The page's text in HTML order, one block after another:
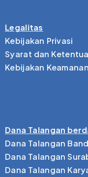
Legalitas
Kebijakan Privasi
Syarat dan
Kebijakan
Dana Talangan
Dana Talangan
Dana Talangan
Dana Talangan